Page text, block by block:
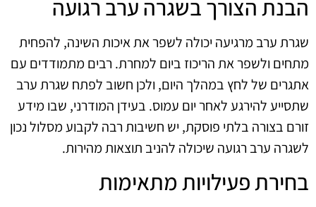
הבנת הצורך בשגרה ערב רגועה
שגרת ערב מרגיעה יכולה לשפר את איכות השינה, להפחית
מתחים ולשפר את הריכוז ביום למחרת. רבים מתמודדים עם
אתגרים של לחץ במהלך היום, ולכן חשוב לפתח שגרת ערב
שתסייע להירגע לאחר יום עמוס. בעידן המודרני, שבו מידע
זורם בצורה בלתי פוסקת, יש חשיבות רבה לקבוע מסלול נכון
לשגרה ערב רגועה שיכולה להניב תוצאות מהירות.
בחירת פעילויות מתאימות